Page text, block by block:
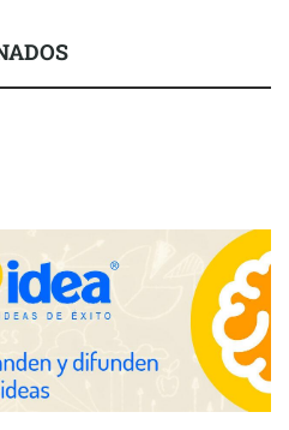
anillos de compromiso para el
con herramientas
un solo producto multiplica